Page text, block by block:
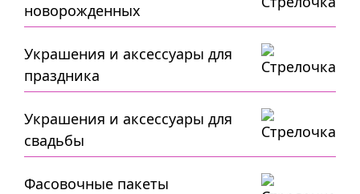
новорожденных
Украшения и аксессуары для
праздника
Украшения и аксессуары для
свадьбы
Фасовочные пакеты